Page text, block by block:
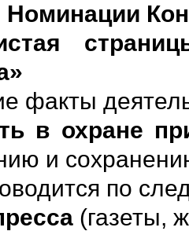
факты
в охране
и
по
(газеты,